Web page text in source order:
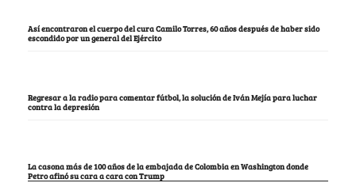
Así encontraron el cuerpo del cura Camilo Torres, 60 años después de haber sido
escondido por un general del Ejército
Regresar a la radio para comentar fútbol, la solución de Iván Mejía para luchar
contra la depresión
La casona más de 100 años de la embajada de Colombia en Washington donde
Petro afinó su cara a cara con Trump